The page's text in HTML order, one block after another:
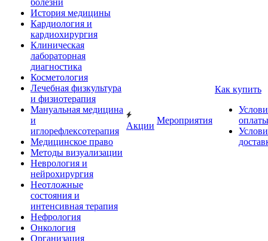
болезни
История медицины
Кардиология и
кардиохирургия
Клиническая
лабораторная
диагностика
Косметология
Лечебная физкультура
и физиотерапия
Мануальная медицина
и
иглорефлексотерапия
Медицинское право
Методы визуализации
Неврология и
нейрохирургия
Неотложные
состояния и
интенсивная терапия
Нефрология
Онкология
Организация
Акции
Мероприятия
Как купить
оплаты